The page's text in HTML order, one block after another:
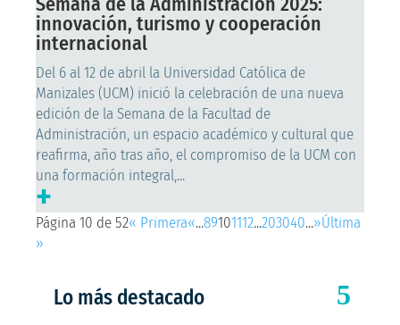
innovación, turismo y cooperación
internacional
Del 6 al 12 de abril la Universidad Católica de
Manizales (UCM) inició la celebración de una nueva
edición de la Semana de la Facultad de
Administración, un espacio académico y cultural que
reafirma, año tras año, el compromiso de la UCM con
una formación integral,...
+
Página 10 de 52« Primera«...89101112...203040...»Última
»
Lo más destacado